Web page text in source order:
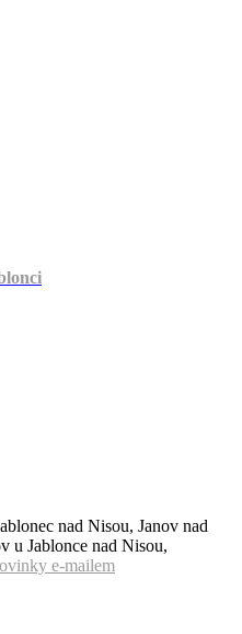
nad Nisou, Janov nad
u Jablonce nad Nisou,
e-mailem